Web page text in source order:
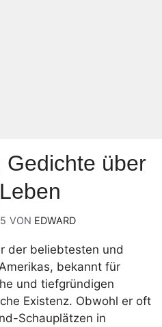
Gedichte über
VON EDWARD
der beliebtesten und
bekannt für
und tiefgründigen
Existenz. Obwohl er oft
Schauplätzen in